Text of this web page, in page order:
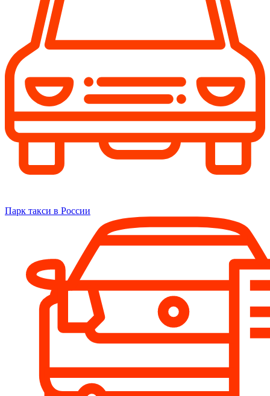
Парк такси в России